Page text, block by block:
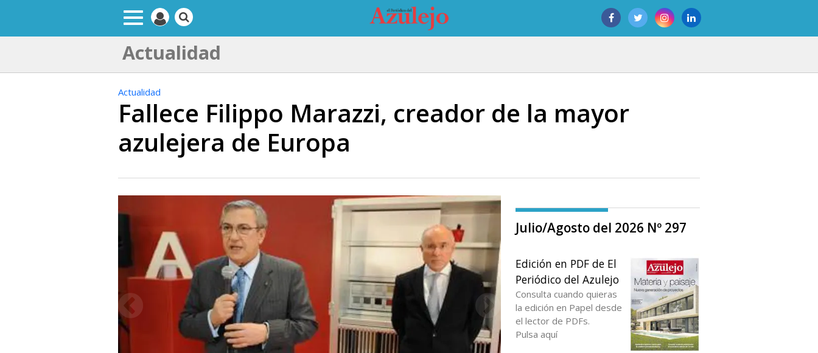
Actualidad
Actualidad
Fallece Filippo Marazzi, creador de la mayor
azulejera de Europa
Julio/Agosto del 2026 Nº 297
Edición en PDF de El
Periódico del Azulejo
Consulta cuando quieras
la edición en Papel desde
el lector de PDFs.
Pulsa aquí